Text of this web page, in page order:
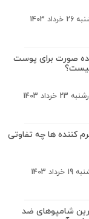
خرداد 1403
صورت برای پوست
خرداد 1403
کننده ها چه تفاوتی
19 خرداد 1403
شامپوهای ضد